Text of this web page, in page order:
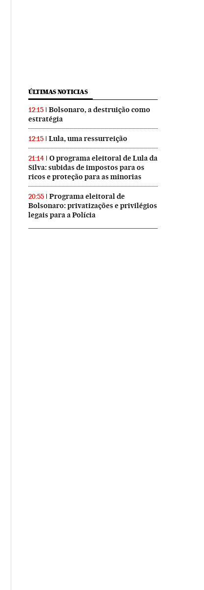
ÚLTIMAS NOTICIAS
12:15
Bolsonaro, a destruição como
estratégia
12:15 Lula, uma ressurreição
21:14
O programa eleitoral de Lula da
Silva: subidas de impostos para os
ricos e proteção para as minorias
20:55
Programa eleitoral de
Bolsonaro: privatizações e privilégios
legais para a Polícia